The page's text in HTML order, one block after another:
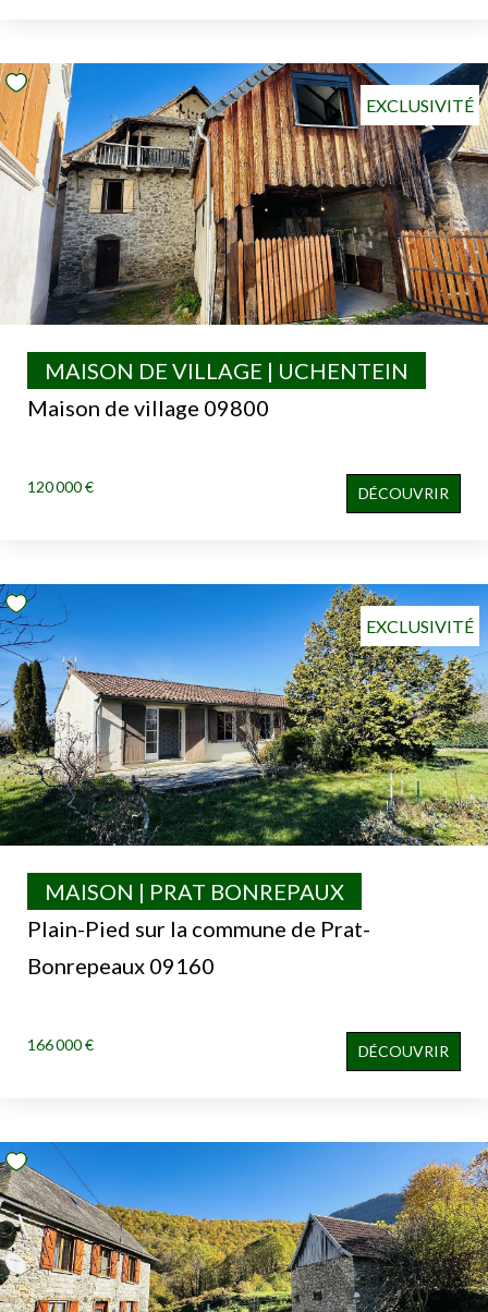
EXCLUSIVITÉ
Maison de village 09800
MAISON DE VILLAGE | UCHENTEIN
120 000 € DÉCOUVRIR
EXCLUSIVITÉ
Plain-Pied sur la commune de Prat-
Bonrepeaux 09160
MAISON | PRAT BONREPAUX
166 000 € DÉCOUVRIR